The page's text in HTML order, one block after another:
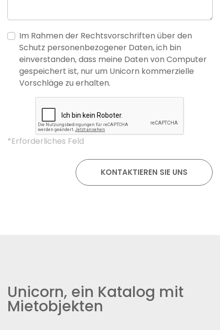
Im Rahmen der Rechtsvorschriften über den
Schutz personenbezogener Daten, ich bin
einverstanden, dass meine Daten von Computer
gespeichert ist, nur um Unicorn kommerzielle
Vorschläge zu erhalten.
*Erforderliches Feld
Unicorn, ein Katalog mit
Mietobjekten